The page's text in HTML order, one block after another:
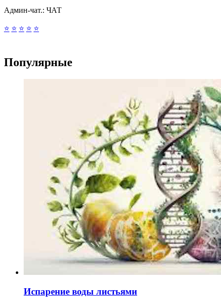
Админ-чат.: ЧАТ
⭐ ⭐ ⭐ ⭐ ⭐
Популярные
Испарение воды листьями